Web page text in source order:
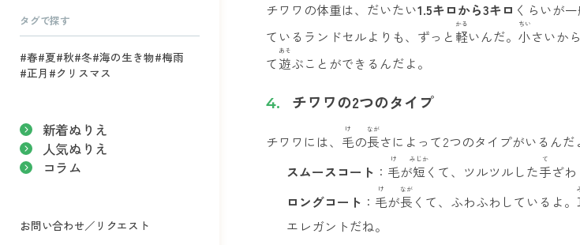
タグで探す
#春#夏#秋#冬#海の生き物#梅雨
#正月 #クリスマス
新着ぬりえ
人気ぬりえ
コラム
お問い合わせ／リクエスト
チワワの体重は、だいたい1.5キロから3キロ くらいが
ているランドセルよりも、ずっと 軽
かる
いんだ。小
ちい
さいから
て遊
あそ
ぶことができるんだよ。
チワワの2つのタイプ
チワワには、 毛
け
の長
なが
さによって2つのタイプがいるんだ
スムースコート ： 毛
け
が短
みじか
くて、ツルツルした手
て
ざわ
ロングコート ： 毛
け
が長
なが
くて、ふわふわしているよ。
エレガントだね。